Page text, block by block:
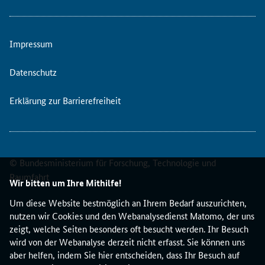
Wir bitten um Ihre Mithilfe!
Um diese Website bestmöglich an Ihrem Bedarf auszurichten,
nutzen wir Cookies und den Webanalysedienst Matomo, der uns
zeigt, welche Seiten besonders oft besucht werden. Ihr Besuch
wird von der Webanalyse derzeit nicht erfasst. Sie können uns
aber helfen, indem Sie hier entscheiden, dass Ihr Besuch auf
r
A
s
c
b
u
n
g
d
e
s
E
Impressum
Datenschutz
Erklärung zur Barrierefreiheit
© Bundesministerium für Forschung, Technologie und
Raumfahrt